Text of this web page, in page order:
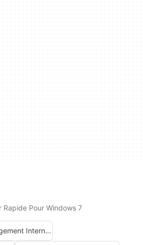
Pour Windows 7
Gestionnaire De Téléchargement Internet Pour Windows